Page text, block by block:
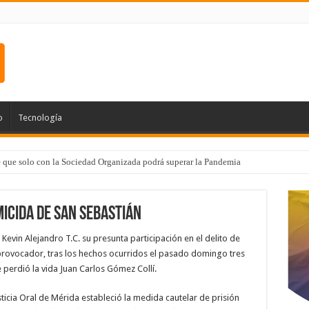
Tecnología
solo con la Sociedad Organizada podrá superar la Pandemia
de San Sebastián
Kevin Alejandro T.C. su presunta participación en el delito de
tras los hechos ocurridos el pasado domingo tres
la vida Juan Carlos Gómez Collí.
Oral de Mérida estableció la medida cautelar de prisión